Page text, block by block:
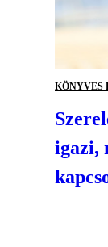
KÖNYVES
igazi,